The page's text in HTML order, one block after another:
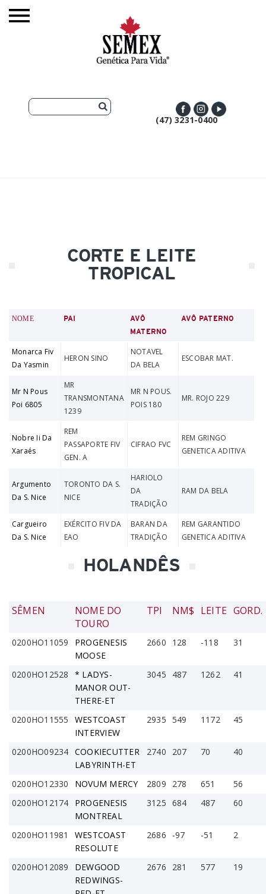
(47) 3231-0400
CORTE E LEITE
TROPICAL
NOME PAI
AVÔ
MATERNO
AVÔ PATERNO
Monarca Fiv
Da Yasmin
HERON SINO
NOTAVEL
DA BELA
ESCOBAR MAT.
Mr N Pous
Poi 6805
MR
TRANSMONTANA
1239
MR N POUS.
POIS 180
MR. ROJO 229
Nobre Ii Da
Xaraés
REM
PASSAPORTE FIV
GEN. A
CIFRAO FVC
REM GRINGO
GENETICA ADITIVA
Argumento
Da S. Nice
TORONTO DA S.
NICE
HARIOLO
DA
TRADIÇÃO
RAM DA BELA
Cargueiro
Da S. Nice
EXÉRCITO FIV DA
EAO
BARAN DA
TRADIÇÃO
REM GARANTIDO
GENETICA ADITIVA
HOLANDÊS
SÊMEN
NOME DO
TOURO
TPI NM$ LEITE GORD.
0200HO11059
PROGENESIS
MOOSE
2660 128 -118 31
0200HO12528
* LADYS-
MANOR OUT-
THERE-ET
3045 487 1262 41
0200HO11555
WESTCOAST
INTERVIEW
2935 549 1172 45
0200HO09234 COOKIECUTTER
LABYRINTH-ET
2740 207 70 40
0200HO12330 NOVUM MERCY 2809 278 651
56
0200HO12174
PROGENESIS
MONTREAL
3125 684 487 60
0200HO11981
WESTCOAST
RESOLUTE
2686 -97 -51 2
0200HO12089
DEWGOOD
REDWINGS-
2676 281 577 19